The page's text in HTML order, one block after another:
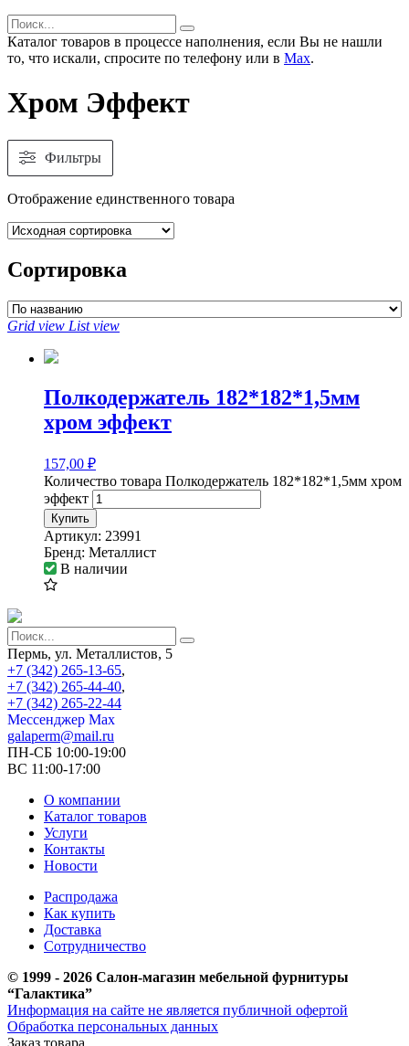
Каталог товаров в процессе наполнения, если Вы не нашли
то, что искали, спросите по телефону или в Мах.
Хром Эффект
Фильтры
Отображение единственного товара
Сортировка
Grid view List view
Полкодержатель 182*182*1,5мм
хром эффект
157,00 ₽
Количество товара Полкодержатель 182*182*1,5мм хром
эффект
Купить
Артикул: 23991
Бренд: Металлист
В наличии
Пермь, ул. Металлистов, 5
+7 (342) 265-13-65,
+7 (342) 265-44-40,
+7 (342) 265-22-44
Мессенджер Мах
galaperm@mail.ru
ПН-СБ 10:00-19:00
ВС 11:00-17:00
О компании
Каталог товаров
Услуги
Контакты
Новости
Распродажа
Как купить
Доставка
Сотрудничество
© 1999 - 2026 Салон-магазин мебельной фурнитуры
“Галактика”
Информация на сайте не является публичной офертой
Обработка персональных данных
Заказ товара